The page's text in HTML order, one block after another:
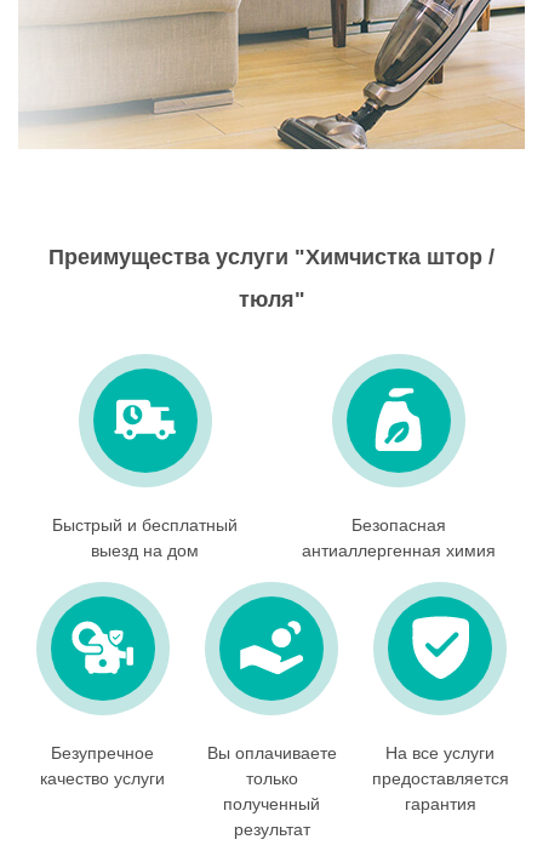
Преимущества услуги "Химчистка штор /
тюля"
Быстрый и бесплатный
выезд на дом
Безопасная
антиаллергенная химия
Безупречное
качество услуги
Вы оплачиваете
только
полученный
результат
На все услуги
предоставляется
гарантия